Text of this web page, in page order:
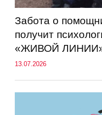
Забота о
получит
«ЖИВОЙ
13.07.2026